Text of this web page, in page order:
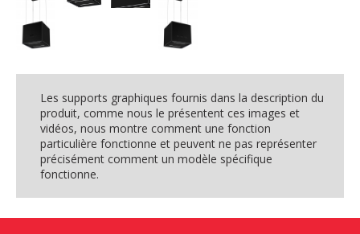
Les supports graphiques fournis dans la description du
produit, comme nous le présentent ces images et
vidéos, nous montre comment une fonction
particulière fonctionne et peuvent ne pas représenter
précisément comment un modèle spécifique
fonctionne.